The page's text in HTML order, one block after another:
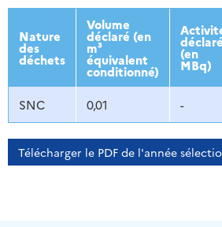
2013 2014
Nature
des
déchets
Volume
déclaré (en
m³
équivalent
conditionné)
(en
MBq)
SNC 0,01 -
Télécharger le PDF de l'année